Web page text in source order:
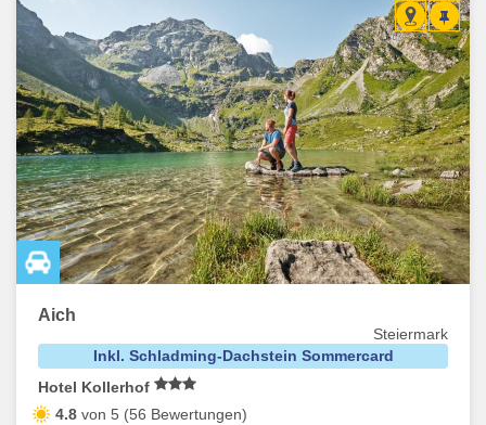
Aich
Steiermark
Inkl. Schladming-Dachstein Sommercard
Hotel Kollerhof
4.8 von 5 (56 Bewertungen)